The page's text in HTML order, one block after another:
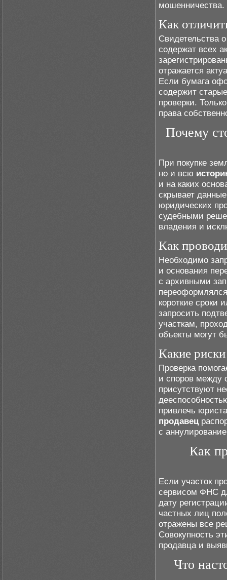
мошенничества.
Как
Свидетельства
содержат всех
отражается
Если бумага
содержит
проверки.
права
Почему
При покупке
но и всю
и на каких
скрывает
юридических
судебными
владения и
Как
Необходимо
и основания
с архивными
короткие сроки
запросить
участкам,
объекты могут
Какие
Проверка
и споров между
присутствуют
привлечь
продавец
с
Как
Если участок
сервисом ФНС
дату
частных лиц
отражены все
Совокупность
продавца и
Что